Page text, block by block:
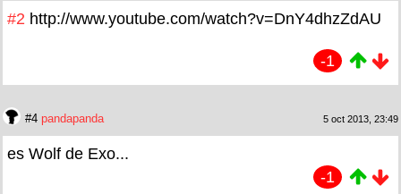
#2 http://www.youtube.com/watch?v=DnY4dhzZdAU
-1
#4 pandapanda 5 oct 2013, 23:49
es Wolf de Exo...
-1